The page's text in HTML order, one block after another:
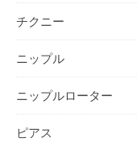
チクニー
ニップル
ニップルローター
ピアス